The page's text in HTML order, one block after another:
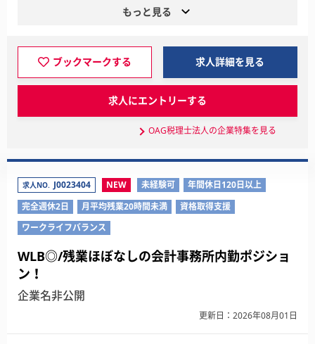
もっと見る
ブックマークする 求人詳細を見る
求人にエントリーする
OAG税理士法人の企業特集を見る
求人NO. J0023404 NEW 未経験可
年間休日120日以上
完全週休2日
月平均残業20時間未満
資格取得支援
ワークライフバランス
WLB◎/残業ほぼなしの会計事務所内勤ポジショ
ン！
企業名非公開
更新日：2026年08月01日